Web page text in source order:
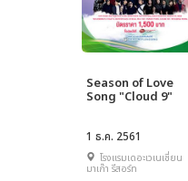
Season of Love
Song "Cloud 9"
1 ธ.ค. 2561
โรงแรมเดอะเวเนเชี่ยน
มาเก๊า รีสอร์ท